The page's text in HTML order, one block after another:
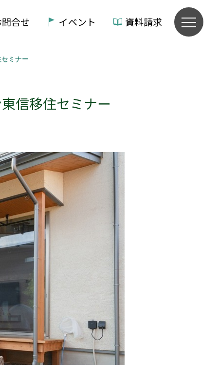
問合せ イベント 資料請求
ミナー
信移住セミナー